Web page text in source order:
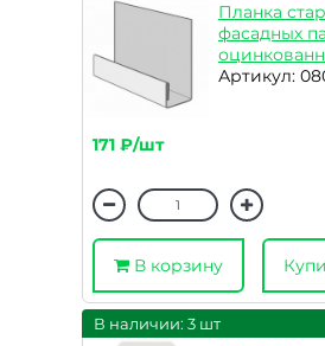
Планка
фасадных
Артикул:
171 ₽/шт
В корзину
В наличии: 3 шт